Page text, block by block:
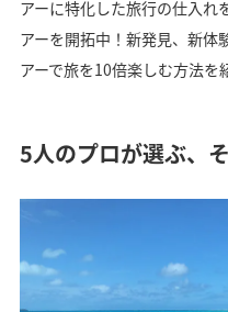
アーに特化した旅行の仕入れ
アーを開拓中！新発見、新体
アーで旅を10倍楽しむ方法を
5人のプロが選ぶ、